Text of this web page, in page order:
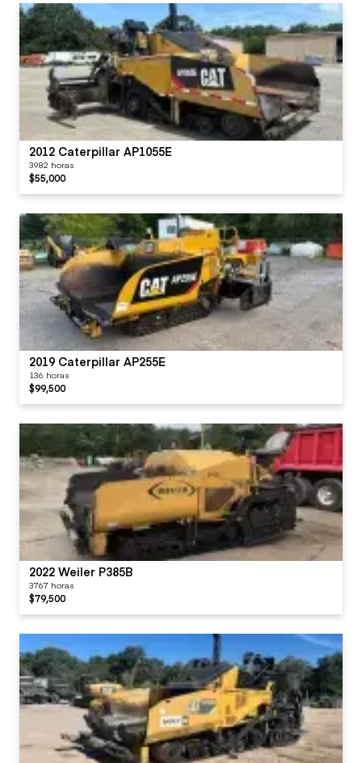
2012 Caterpillar AP1055E
3982 horas
$55,000
2019 Caterpillar AP255E
136 horas
$99,500
2022 Weiler P385B
3767 horas
$79,500